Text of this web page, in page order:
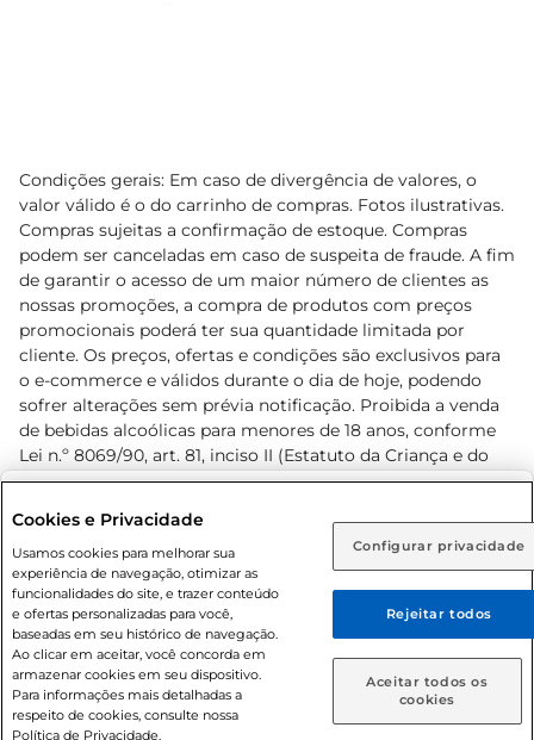
Rio de Janeiro (RJ) Goiás (GO)
Ou
Caso queira comprar online, informe como deseja receber
suas compras:
Entrega em casa Retire em Loja
Condições gerais: Em caso de divergência de valores, o
valor válido é o do carrinho de compras. Fotos ilustrativas.
Compras sujeitas a confirmação de estoque. Compras
podem ser canceladas em caso de suspeita de fraude. A fim
de garantir o acesso de um maior número de clientes as
nossas promoções, a compra de produtos com preços
promocionais poderá ter sua quantidade limitada por
cliente. Os preços, ofertas e condições são exclusivos para
o e-commerce e válidos durante o dia de hoje, podendo
sofrer alterações sem prévia notificação. Proibida a venda
de bebidas alcoólicas para menores de 18 anos, conforme
Lei n.º 8069/90, art. 81, inciso II (Estatuto da Criança e do
Adolescente). Preços e condições exclusivos para o
prévio. O valor mínimo para as compras on-line é de R$
80,00.
© 2026 Copyright. Todos os direitos
reservados Prezunic.
Cookies e Privacidade
Usamos cookies para melhorar sua
experiência de navegação, otimizar as
funcionalidades do site, e trazer conteúdo
e ofertas personalizadas para você,
baseadas em seu histórico de navegação.
Ao clicar em aceitar, você concorda em
armazenar cookies em seu dispositivo.
Para informações mais detalhadas a
respeito de cookies, consulte nossa
Política de Privacidade.
Configurar privacidade
Rejeitar todos
Aceitar todos os
cookies